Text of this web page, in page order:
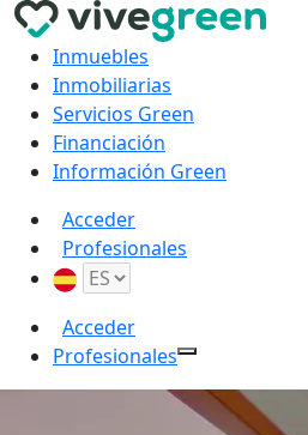
Inmuebles
Inmobiliarias
Servicios Green
Financiación
Información Green
Acceder
Profesionales
Acceder
Profesionales